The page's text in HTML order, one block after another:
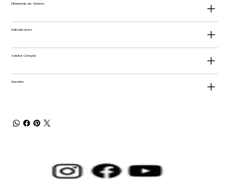
Diferenciais do Sistema
Indicado para
Solicitar Cotação
Garantia